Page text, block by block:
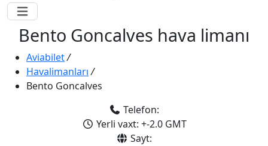
Bento Goncalves hava limanı
Aviabilet/
Havalimanları /
Bento Goncalves
Telefon:
Yerli vaxt: +-2.0 GMT
Sayt: